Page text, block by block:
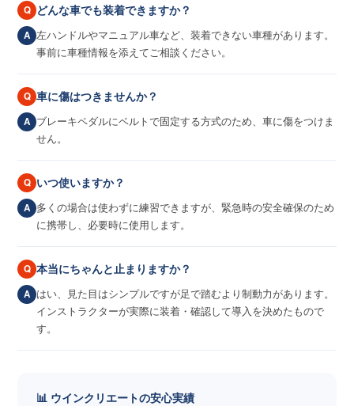
Q どんな車でも装着できますか？
A 左ハンドルやマニュアル車など、装着できない車種があります。
事前に車種情報を添えてご相談ください。
Q 車に傷はつきませんか？
A ブレーキペダルにベルトで固定する方式のため、車に傷をつけま
せん。
Q いつ使いますか？
A 多くの場合は使わずに練習できますが、緊急時の安全確保のため
に携帯し、必要時に使用します。
Q 本当にちゃんと止まりますか？
A はい、見た目はシンプルですが足で踏むより制動力があります。
インストラクターが実際に装着・確認して導入を決めたもので
す。
📊 ウインクリエートの安心実績